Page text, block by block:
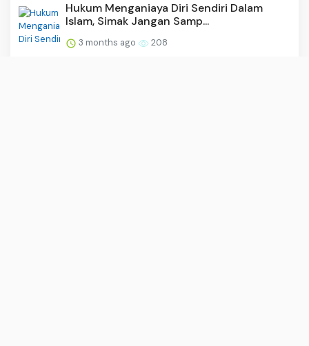
Hukum Menganiaya Diri Sendiri Dalam
Islam, Simak Jangan Samp...
3 months ago 208